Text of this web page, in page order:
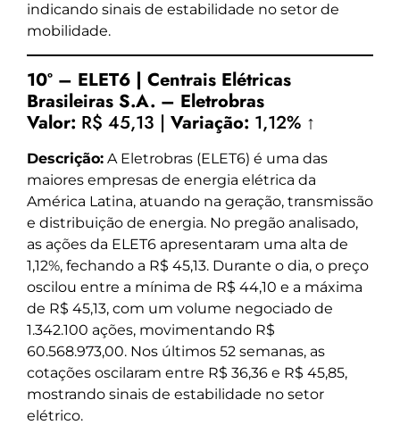
indicando sinais de estabilidade no setor de
mobilidade.
10º – ELET6 | Centrais Elétricas
Brasileiras S.A. – Eletrobras
Valor: R$ 45,13 | Variação: 1,12% ↑
Descrição: A Eletrobras (ELET6) é uma das
maiores empresas de energia elétrica da
América Latina, atuando na geração, transmissão
e distribuição de energia. No pregão analisado,
as ações da ELET6 apresentaram uma alta de
1,12%, fechando a R$ 45,13. Durante o dia, o preço
oscilou entre a mínima de R$ 44,10 e a máxima
de R$ 45,13, com um volume negociado de
1.342.100 ações, movimentando R$
60.568.973,00. Nos últimos 52 semanas, as
cotações oscilaram entre R$ 36,36 e R$ 45,85,
mostrando sinais de estabilidade no setor
elétrico.